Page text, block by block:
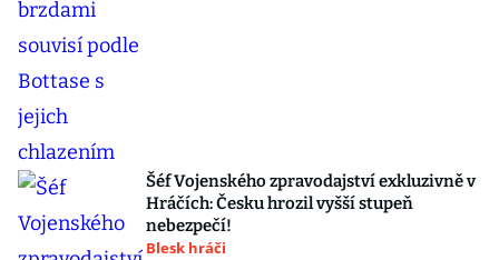
Šéf Vojenského zpravodajství exkluzivně v
Hráčích: Česku hrozil vyšší stupeň
nebezpečí!
Blesk hráči